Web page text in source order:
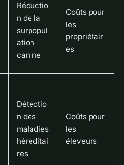
Réductio
n de la
surpopul
ation
canine
Coûts pour
les
propriétair
es
Détectio
n des
maladies
héréditai
res
Coûts pour
les
éleveurs